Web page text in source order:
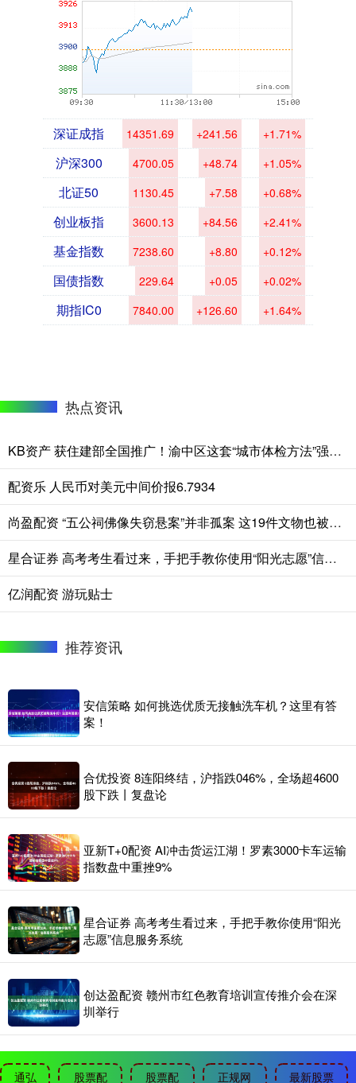
深证成指 14351.69 +241.56 +1.71%
沪深300 4700.05 +48.74 +1.05%
北证50 1130.45 +7.58 +0.68%
创业板指 3600.13 +84.56 +2.41%
基金指数 7238.60 +8.80 +0.12%
国债指数 229.64 +0.05 +0.02%
期指IC0 7840.00 +126.60 +1.64%
热点资讯
KB资产 获住建部全国推广！渝中区这套“城市体检方法”强在哪？
配资乐 人民币对美元中间价报6.7934
尚盈配资 “五公祠佛像失窃悬案”并非孤案 这19件文物也被盗超过20年
星合证券 高考考生看过来，手把手教你使用“阳光志愿”信息服务系统
亿润配资 游玩贴士
推荐资讯
安信策略 如何挑选优质无接触洗车机？这里有答
案！
合优投资 8连阳终结，沪指跌046%，全场超4600
股下跌丨复盘论
亚新T+0配资 AI冲击货运江湖！罗素3000卡车运输
指数盘中重挫9%
星合证券 高考考生看过来，手把手教你使用“阳光
志愿”信息服务系统
创达盈配资 赣州市红色教育培训宣传推介会在深
圳举行
通弘 股票配 股票配 正规网 最新股票